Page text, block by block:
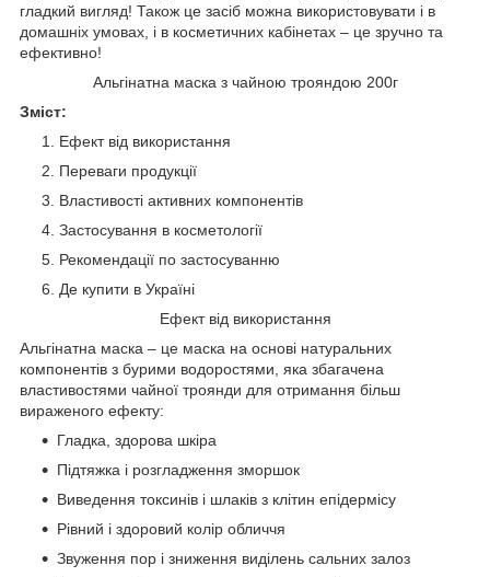
гладкий вигляд! Також це засіб можна використовувати і в
домашніх умовах, і в косметичних кабінетах – це зручно та
ефективно!
Альгінатна маска з чайною трояндою 200г
Зміст:
Ефект від використання
Переваги продукції
Властивості активних компонентів
Застосування в косметології
Рекомендації по застосуванню
Де купити в Україні
Ефект від використання
Альгінатна маска – це маска на основі натуральних
компонентів з бурими водоростями, яка збагачена
властивостями чайної троянди для отримання більш
вираженого ефекту:
Гладка, здорова шкіра
Підтяжка і розгладження зморшок
Виведення токсинів і шлаків з клітин епідермісу
Рівний і здоровий колір обличчя
Звуження пор і зниження виділень сальних залоз